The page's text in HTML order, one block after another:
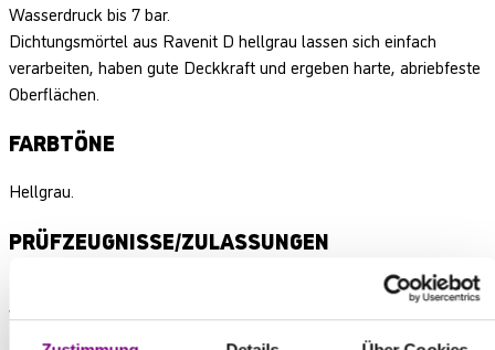
Wasserdruck bis 7 bar.
Dichtungsmörtel aus Ravenit D hellgrau lassen sich einfach
verarbeiten, haben gute Deckkraft und ergeben harte, abriebfeste
Oberflächen.
FARBTÖNE
Hellgrau.
PRÜFZEUGNISSE/ZULASSUNGEN
Magistrat der Stadt Wien: Chloridfreiheit, Wasserdichtigkeit gegen
Wasserdruck bis 7 bar.